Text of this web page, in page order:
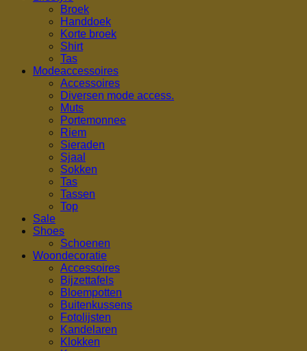
Broek
Handdoek
Korte broek
Shirt
Tas
Modeaccessoires
Accessoires
Diversen mode access.
Muts
Portemonnee
Riem
Sieraden
Sjaal
Sokken
Tas
Tassen
Top
Sale
Shoes
Schoenen
Woondecoratie
Accessoires
Bijzettafels
Bloempotten
Buitenkussens
Fotolijsten
Kandelaren
Klokken